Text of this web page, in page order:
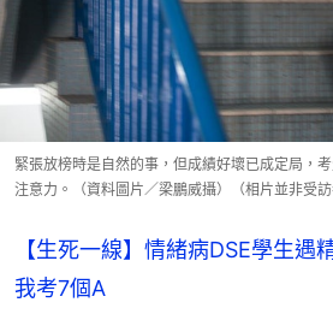
緊張放榜時是自然的事，但成績好壞已成定局，
注意力。（資料圖片／梁鵬威攝）（相片並非受訪
【生死一線】情緒病DSE學生遇
我考7個A